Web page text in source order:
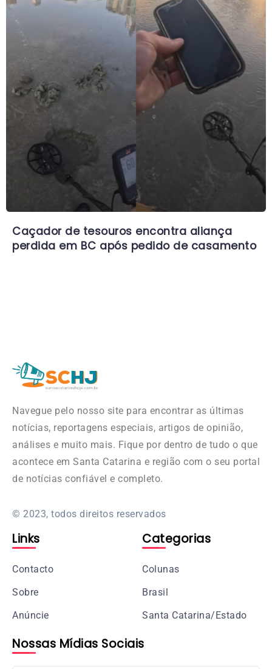
Caçador de tesouros encontra aliança
perdida em BC após pedido de casamento
Navegue pelo nosso site para encontrar as últimas
notícias, reportagens especiais, artigos de opinião,
análises e muito mais. Fique por dentro de tudo o que
acontece em Santa Catarina e região com o seu portal
de notícias confiável e completo.
© 2023, todos direitos reservados
Links
Contacto
Sobre
Anúncie
Categorias
Colunas
Brasil
Santa Catarina/Estado
Nossas Mídias Sociais